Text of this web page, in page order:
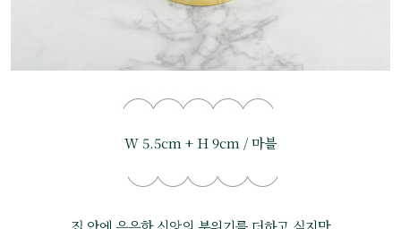
W 5.5cm + H 9cm / 마블